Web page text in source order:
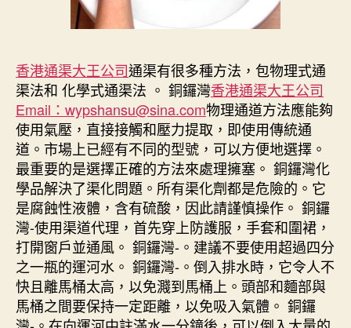
香港通渠大王公司通渠有很多種方法，包物理式通
渠法和 化學式通渠法 。 銅鑼灣香港通渠大王公司
Email：wypshansu@sina.com物理通道方法應能夠
使用氣壓，直接接觸和壓力提取，即使用傳統通
道。市場上已經有不同的型號，可以方便地選擇。
最重要的是選擇正確的方法來處理擁塞。 銅鑼灣化
學品解決了渠化問題。所有渠化劑都是危險的。它
是腐蝕性液體，含有硫酸，因此請謹慎操作。 銅鑼
灣-使用渠道代理，首先穿上防護服，手套和圍裙，
打開窗戶並通風。 銅鑼灣-。建議不要使用超過四分
之一瓶的運河水。 銅鑼灣-。倒入排水時，它令人不
快且離馬桶太高，以免濺到馬桶上。頭部和麵部與
馬桶之間要保持一定距離，以免吸入氣體。 銅鑼